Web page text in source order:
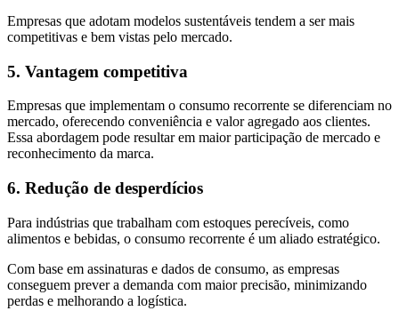
Empresas que adotam modelos sustentáveis tendem a ser mais
competitivas e bem vistas pelo mercado.
5. Vantagem competitiva
Empresas que implementam o consumo recorrente se diferenciam no
mercado, oferecendo conveniência e valor agregado aos clientes.
Essa abordagem pode resultar em maior participação de mercado e
reconhecimento da marca.
6. Redução de desperdícios
Para indústrias que trabalham com estoques perecíveis, como
alimentos e bebidas, o consumo recorrente é um aliado estratégico.
Com base em assinaturas e dados de consumo, as empresas
conseguem prever a demanda com maior precisão, minimizando
perdas e melhorando a logística.